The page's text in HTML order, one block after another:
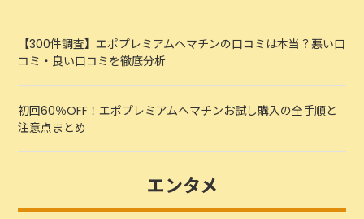
【300件調査】エポプレミアムヘマチンの口コミは本当？悪い口
コミ・良い口コミを徹底分析
初回60％OFF！エポプレミアムヘマチンお試し購入の全手順と
注意点まとめ
エンタメ